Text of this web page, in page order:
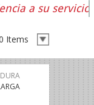
a su servicio
Items